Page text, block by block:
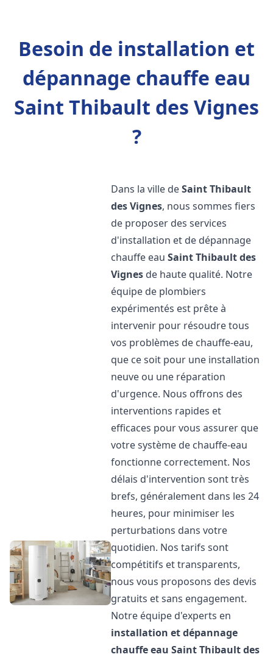
Besoin de installation et
dépannage chauffe eau
Saint Thibault des Vignes
?
Dans la ville deSaint Thibault
des Vignes, nous sommes fiers
de proposer des services
d'installation et de dépannage
chauffe eauSaint Thibault des
Vignes de haute qualité. Notre
équipe de plombiers
expérimentés est prête à
intervenir pour résoudre tous
vos problèmes de chauffe-eau,
que ce soit pour une installation
neuve ou une réparation
d'urgence. Nous offrons des
interventions rapides et
efficaces pour vous assurer que
votre système de chauffe-eau
fonctionne correctement. Nos
délais d'intervention sont très
brefs, généralement dans les 24
heures, pour minimiser les
perturbations dans votre
quotidien. Nos tarifs sont
compétitifs et transparents,
nous vous proposons des devis
gratuits et sans engagement.
Notre équipe d'experts en
installation et dépannage
chauffe eau Saint Thibault des